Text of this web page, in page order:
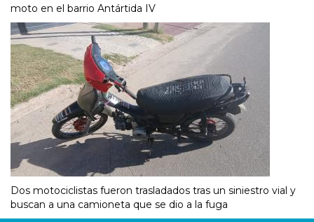
moto en el barrio Antártida IV
Dos motociclistas fueron trasladados tras un siniestro vial y
buscan a una camioneta que se dio a la fuga